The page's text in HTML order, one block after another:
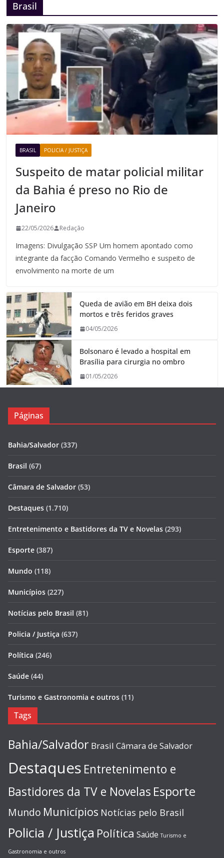
Brasil
BRASIL POLICIA / JUSTIÇA
Suspeito de matar policial militar
da Bahia é preso no Rio de
Janeiro
22/05/2026 Redação
Imagens: Divulgação SSP Um homem apontado como
integrante da facção Comando Vermelho e suspeito de
envolvimento na morte de um
Queda de avião em BH deixa dois
mortos e três feridos graves
04/05/2026
Bolsonaro é levado a hospital em
Brasília para cirurgia no ombro
01/05/2026
Páginas
Bahia/Salvador (337)
Brasil (67)
Câmara de Salvador (53)
Destaques (1.710)
Entretenimento e Bastidores da TV e Novelas (293)
Esporte (387)
Mundo (118)
Municípios (227)
Notícias pelo Brasil (81)
Policia / Justiça (637)
Política (246)
Saúde (44)
Turismo e Gastronomia e outros (11)
Tags
Bahia/Salvador Brasil Câmara de Salvador
Destaques Entretenimento e
Bastidores da TV e Novelas Esporte
Mundo Municípios Notícias pelo Brasil
Policia / Justiça Política Saúde Turismo e
Gastronomia e outros